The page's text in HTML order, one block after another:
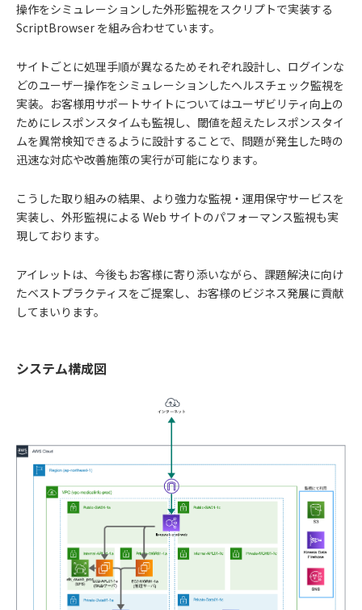
操作をシミュレーションした外形監視をスクリプトで実装する
ScriptBrowser を組み合わせています。
サイトごとに処理手順が異なるためそれぞれ設計し、ログインな
どのユーザー操作をシミュレーションしたヘルスチェック監視を
実装。お客様用サポートサイトについてはユーザビリティ向上の
ためにレスポンスタイムも監視し、閾値を超えたレスポンスタイ
ムを異常検知できるように設計することで、問題が発生した時の
迅速な対応や改善施策の実行が可能になります。
こうした取り組みの結果、より強力な監視・運用保守サービスを
実装し、外形監視による Web サイトのパフォーマンス監視も実
現しております。
アイレットは、今後もお客様に寄り添いながら、課題解決に向け
たベストプラクティスをご提案し、お客様のビジネス発展に貢献
してまいります。
システム構成図